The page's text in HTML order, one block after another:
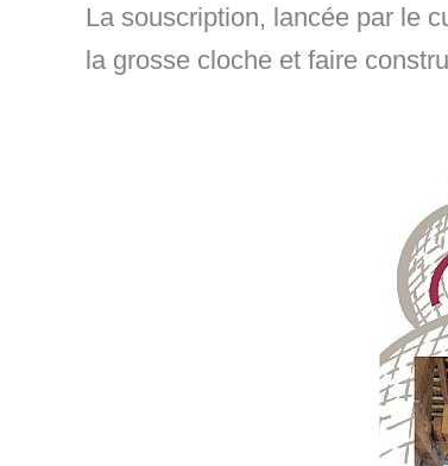
La souscription, lancée par le
la grosse cloche et faire